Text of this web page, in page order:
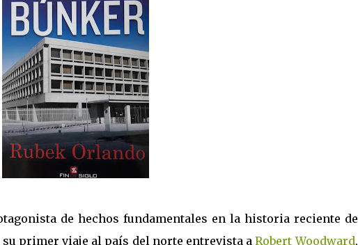
de hechos fundamentales en la historia reciente de
su primer viaje al país del norte entrevista aRobert Woodward,